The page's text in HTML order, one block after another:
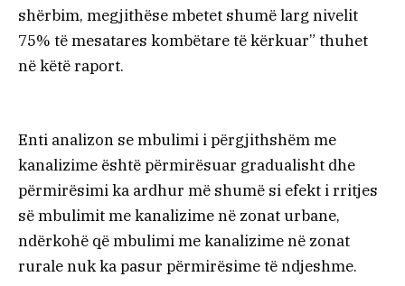
shërbim, megjithëse mbetet shumë larg nivelit
75% të mesatares kombëtare të kërkuar” thuhet
në këtë raport.
Enti analizon se mbulimi i përgjithshëm me
kanalizime është përmirësuar gradualisht dhe
përmirësimi ka ardhur më shumë si efekt i rritjes
së mbulimit me kanalizime në zonat urbane,
ndërkohë që mbulimi me kanalizime në zonat
rurale nuk ka pasur përmirësime të ndjeshme.